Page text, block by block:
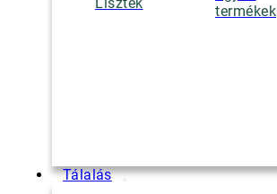
termékek
Tálalás